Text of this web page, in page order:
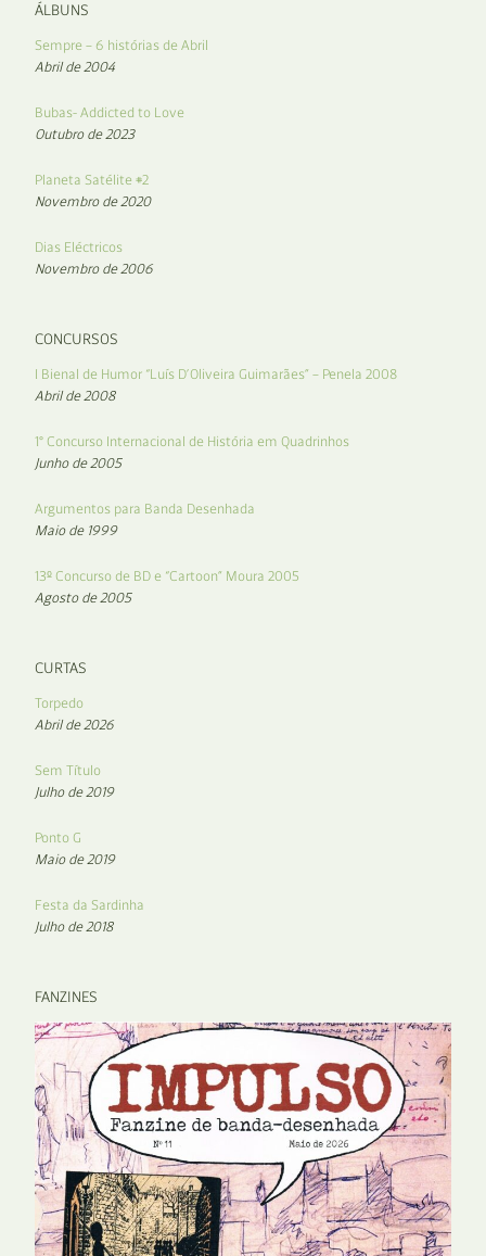
ÁLBUNS
Sempre – 6 histórias de Abril
Abril de 2004
Bubas- Addicted to Love
Outubro de 2023
Planeta Satélite #2
Novembro de 2020
Dias Eléctricos
Novembro de 2006
CONCURSOS
I Bienal de Humor “Luís D’Oliveira Guimarães” – Penela 2008
Abril de 2008
1° Concurso Internacional de História em Quadrinhos
Junho de 2005
Argumentos para Banda Desenhada
Maio de 1999
13º Concurso de BD e “Cartoon” Moura 2005
Agosto de 2005
CURTAS
Torpedo
Abril de 2026
Sem Título
Julho de 2019
Ponto G
Maio de 2019
Festa da Sardinha
Julho de 2018
FANZINES